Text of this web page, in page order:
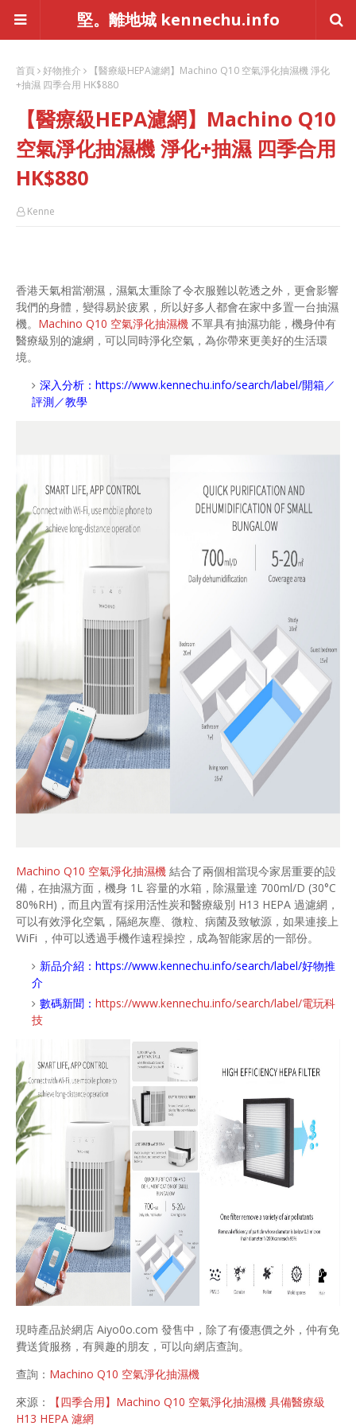
堅。離地城 kennechu.info
首頁 好物推介
【醫療級HEPA濾網】Machino Q10 空氣淨化抽濕機 淨化
+抽濕 四季合用 HK$880
【醫療級HEPA濾網】Machino Q10
空氣淨化抽濕機 淨化+抽濕 四季合用
HK$880
Kenne
香港天氣相當潮濕，濕氣太重除了令衣服難以乾透之外，更會影響
我們的身體，變得易於疲累，所以好多人都會在家中多置一台抽濕
機。 Machino Q10 空氣淨化抽濕機 不單具有抽濕功能，機身仲有
醫療級別的濾網，可以同時淨化空氣，為你帶來更美好的生活環
境。
深入分析： https://www.kennechu.info/search/label/開箱／
評測／教學
Machino Q10 空氣淨化抽濕機 結合了兩個相當現今家居重要的設
備，在抽濕方面，機身 1L 容量的水箱，除濕量達 700ml/D (30°C
80%RH)，而且內置有採用活性炭和醫療級別 H13 HEPA 過濾網，
可以有效淨化空氣，隔絕灰塵、微粒、病菌及致敏源，如果連接上
WiFi ，仲可以透過手機作遠程操控，成為智能家居的一部份。
新品介紹： https://www.kennechu.info/search/label/好物推
介
數碼新聞： https://www.kennechu.info/search/label/電玩科
技
現時產品於網店 Aiyo0o.com 發售中，除了有優惠價之外，仲有免
費送貨服務，有興趣的朋友，可以向網店查詢。
查詢： Machino Q10 空氣淨化抽濕機
來源：
【四季合用】Machino Q10 空氣淨化抽濕機 具備醫療級
H13 HEPA 濾網